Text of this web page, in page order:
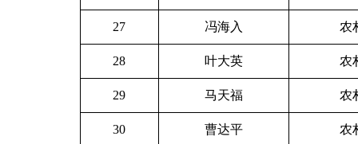
27 冯海入 农
28 叶大英 农
29 马天福 农
30 曹达平 农